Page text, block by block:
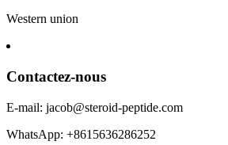
Western union
Contactez-nous
E-mail: jacob@steroid-peptide.com
WhatsApp: +8615636286252